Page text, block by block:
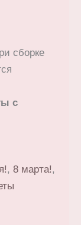
сборке
с
, 8 марта!,